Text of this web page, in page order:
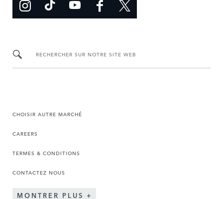
RECHERCHER SUR NOTRE SITE WEB
CHOISIR AUTRE MARCHÉ
CAREERS
TERMES & CONDITIONS
CONTACTEZ NOUS
MONTRER PLUS